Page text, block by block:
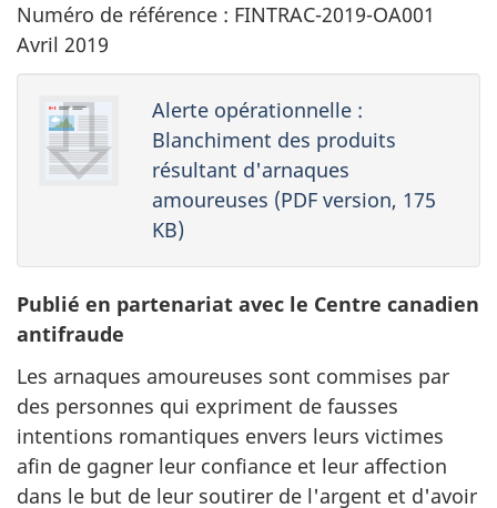
Numéro de référence : FINTRAC-2019-OA001
Avril 2019
Alerte opérationnelle :
Blanchiment des produits
résultant d'arnaques
amoureuses (PDF version, 175
KB)
Publié en partenariat avec le Centre canadien
antifraude
Les arnaques amoureuses sont commises par
des personnes qui expriment de fausses
intentions romantiques envers leurs victimes
afin de gagner leur confiance et leur affection
dans le but de leur soutirer de l'argent et d'avoir